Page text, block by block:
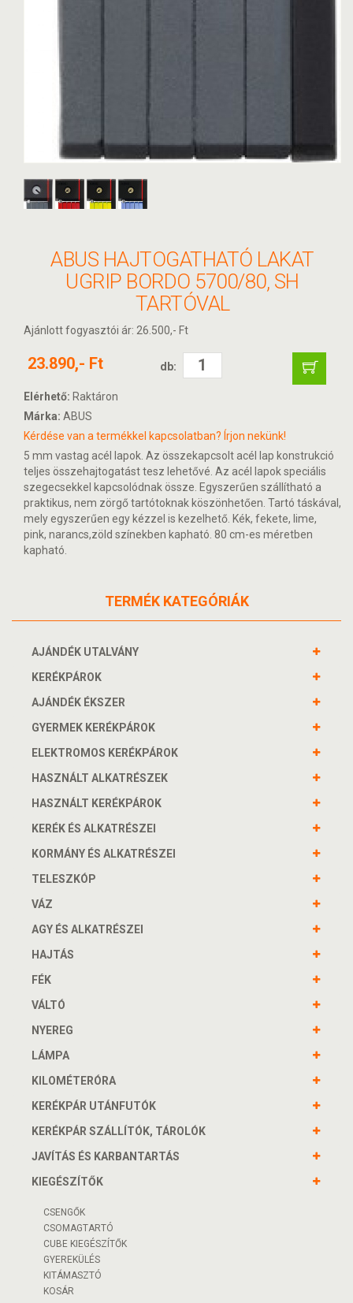
ABUS HAJTOGATHATÓ LAKAT
UGRIP BORDO 5700/80, SH
TARTÓVAL
Ajánlott fogyasztói ár: 26.500,- Ft
23.890,- Ft db:
Elérhető: Raktáron
Márka: ABUS
Kérdése van a termékkel kapcsolatban? Írjon nekünk!
5 mm vastag acél lapok. Az összekapcsolt acél lap konstrukció
teljes összehajtogatást tesz lehetővé. Az acél lapok speciális
szegecsekkel kapcsolódnak össze. Egyszerűen szállítható a
praktikus, nem zörgő tartótoknak köszönhetően. Tartó táskával,
mely egyszerűen egy kézzel is kezelhető. Kék, fekete, lime,
pink, narancs,zöld színekben kapható. 80 cm-es méretben
kapható.
TERMÉK KATEGÓRIÁK
AJÁNDÉK UTALVÁNY
KERÉKPÁROK
AJÁNDÉK ÉKSZER
GYERMEK KERÉKPÁROK
ELEKTROMOS KERÉKPÁROK
HASZNÁLT ALKATRÉSZEK
HASZNÁLT KERÉKPÁROK
KERÉK ÉS ALKATRÉSZEI
KORMÁNY ÉS ALKATRÉSZEI
TELESZKÓP
VÁZ
AGY ÉS ALKATRÉSZEI
HAJTÁS
FÉK
VÁLTÓ
NYEREG
LÁMPA
KILOMÉTERÓRA
KERÉKPÁR UTÁNFUTÓK
KERÉKPÁR SZÁLLÍTÓK, TÁROLÓK
JAVÍTÁS ÉS KARBANTARTÁS
KIEGÉSZÍTŐK
CSENGŐK
CSOMAGTARTÓ
CUBE KIEGÉSZÍTŐK
GYEREKÜLÉS
KITÁMASZTÓ
KOSÁR